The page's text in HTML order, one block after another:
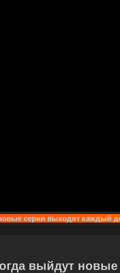
серии выходят каждый
выйдут новые